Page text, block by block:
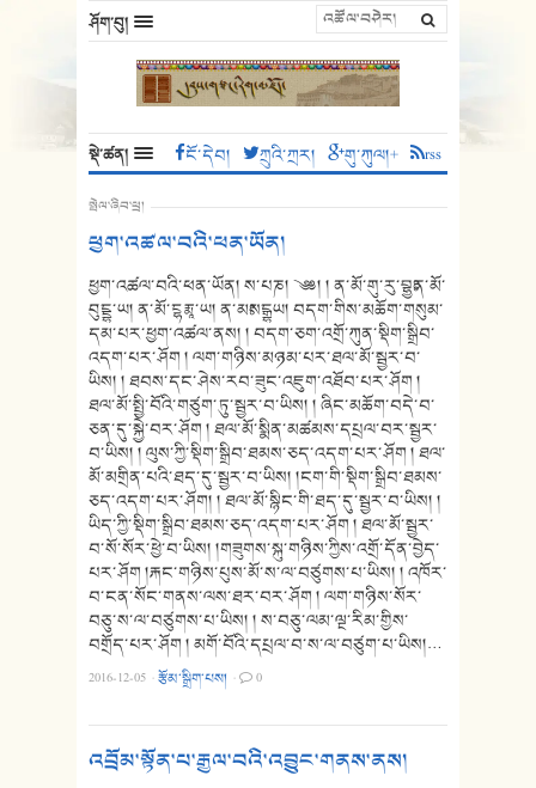
ཤོག་བུ།
སྡེ་ཚན། ངོ་དེབ། ཀྲུའི་ཀྲར། གུ་ཀུལ།+ rss
སྤེལ་ཞིབ་ཕྲ།
ཕྱག་འཚལ་བའི་ཕན་ཡོན།
ཕྱག་འཚལ་བའི་ཕན་ཡོན། ས་པཎ། ༄༅། ། ན་མོ་གུ་རུ་བྷྱཿན་མོ་
བུངྔྷ་ཡ། ན་མོ་ངྷརྨཱ་ཡ། ན་མཿསངྒྷཡ། བདག་གིས་མཆོག་གསུམ་
དམ་པར་ཕྱག་འཚལ་ནས། ། བདག་ཅག་འགྲོ་ཀུན་སྡིག་སྒྲིབ་
འདག་པར་ཤོག ། ལག་གཉིས་མཉམ་པར་ཐལ་མོ་སྦྱར་བ་
ཡིས། ། ཐབས་དང་ཤེས་རབ་ཟུང་འཇུག་འཐོབ་པར་ཤོག །
ཐལ་མོ་སྤྱི་བོའི་གཙུག་ཏུ་སྦྱར་བ་ཡིས། ། ཞིང་མཆོག་བདེ་བ་
ཅན་དུ་སྐྱེ་བར་ཤོག ། ཐལ་མོ་སྨིན་མཚམས་དཔྲལ་བར་སྦྱར་
བ་ཡིས། ། ལུས་ཀྱི་སྡིག་སྒྲིབ་ཐམས་ཅད་འདག་པར་ཤོག ། ཐལ་
མོ་མགྲིན་པའི་ཐད་དུ་སྦྱར་བ་ཡིས། །ངག་གི་སྡིག་སྒྲིབ་ཐམས་
ཅད་འདག་པར་ཤོག། ། ཐལ་མོ་སྙིང་གི་ཐད་དུ་སྦྱར་བ་ཡིས། །
ཡིད་ཀྱི་སྡིག་སྒྲིབ་ཐམས་ཅད་འདག་པར་ཤོག ། ཐལ་མོ་སྦྱར་
བ་སོ་སོར་ཕྱེ་བ་ཡིས། །གཟུགས་སྐུ་གཉིས་ཀྱིས་འགྲོ་དོན་བྱེད་
པར་ཤོག །རྐང་གཉིས་པུས་མོ་ས་ལ་བཙུགས་པ་ཡིས། ། འཁོར་
བ་ངན་སོང་གནས་ལས་ཐར་བར་ཤོག ། ལག་གཉིས་སོར་
བཅུ་ས་ལ་བཙུགས་པ་ཡིས། ། ས་བཅུ་ལམ་ལྔ་རིམ་གྱིས་
བགྲོད་པར་ཤོག ། མགོ་བོའི་དཔྲལ་བ་ས་ལ་བཙུག་པ་ཡིས།…
2016-12-05 ·རྩོམ་སྒྲིག་པས། · 0
འབྲོམ་སྟོན་པ་རྒྱལ་བའི་འབྱུང་གནས་ནས།